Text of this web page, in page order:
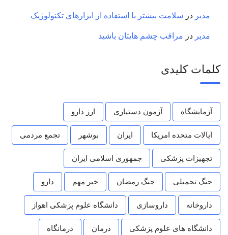
مدیر در سلامت بیشتر با استفاده از ابزارهای تکنولوژیک
مدیر در مراقب چشم هایتان باشید
کلمات کلیدی
آزمایشگاه آزمون دستیاری ارز دارو
ایالات متحده امریکا ایران بوشهر تجمع مردمی
تجهیزات پزشکی جمهوری اسلامی ایران
جنگ تحمیلی جنگ رمضان خبر مهم دارو
داروخانه داروسازی دانشگاه علوم پزشکی اهواز
دانشگاه های علوم پزشکی درمان درمانگاه